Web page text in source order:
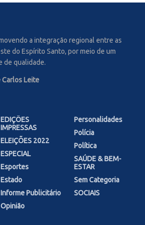
a integração regional entre as
do Espírito Santo, por meio de um
de qualidade.
Carlos Leite
EDIÇÕES
IMPRESSAS
ELEIÇÕES 2022
ESPECIAL
Esportes
Estado
Informe Publicitário
Opinião
Personalidades
Polícia
Política
SAÚDE & BEM-
ESTAR
Sem Categoria
SOCIAIS